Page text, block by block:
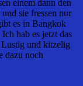
einem dann den
sie fressen nur
es in Bangkok
hab es jetzt das
Lustig und kitzelig
dazu noch